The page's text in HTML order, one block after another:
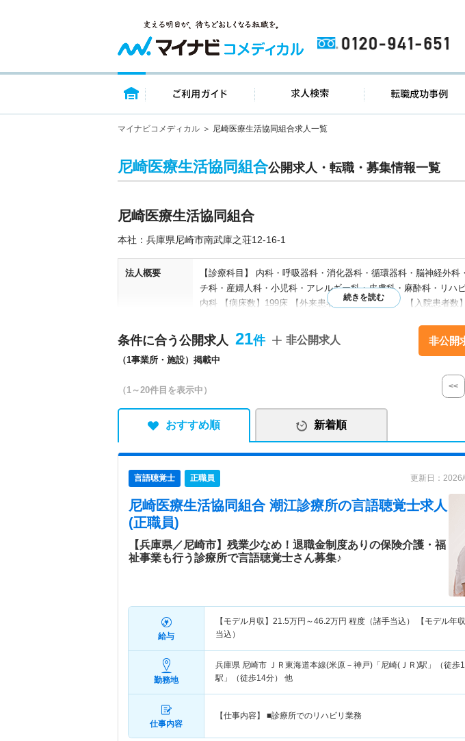
トップページ ご利用ガイド 求人検索
マイナビコメディカル 尼崎医療生活協同組合求人一覧
尼崎医療生活協同組合公開求人・転職・募集情報一覧
尼崎医療生活協同組合
本社：兵庫県尼崎市南武庫之荘12-16-1
法人概要
【診療科目】 内科・呼吸器科・消化器科・循環器科・脳神経外
チ科・産婦人科・小児科・アレルギー科・皮膚科・麻酔科・リハ
内科 【病床数】199床 【外来患者数】500名／日 【入院患者数
棟（55床）地域包括ケア病棟 ・4階病棟（20床）：緩和ケア ◇電
クリニック、診療所、訪問看護ステーション、介護老人保健施設
ンセンター、デイサービスセンター、デイケア等 【病院概要】
形外科（DPC病棟） ■3階（52床）：地域包括医療病棟 ■3階東
棟 ■4階病棟（20床）：緩和ケア 【事業所】 診療所（7ヶ所）・
ョン（7ヶ所）・社会福祉法人 ヘルパーステーション（5ヵ所）
特色
医科、歯科、介護などの事業を展開し、地域住民が安心して受診
ます。組合員自らが出資・利用・運営に参加することで、自発的
地域でのつながりや助け合いを重視した活動を行っています。ま
み慣れた地域で安心して暮らし続けられるまちづくりに貢献して
条件に合う公開求人 21
（1事業所・施設）掲載中
非公開求人 非公開
（1～20件目を表示中） <<
おすすめ順 新着順
言語聴覚士 正職員 更新日：
尼崎医療生活協同組合 潮江診療所の言語聴覚士求人
(正職員)
【兵庫県／尼崎市】残業少なめ！退職金制度ありの保険介護・福
祉事業も行う診療所で言語聴覚士さん募集♪
給与
【モデル月収】 21.5万円～46.2万円 程度（諸手当込） 【モデル年収
当込）
勤務地
兵庫県 尼崎市 ＪＲ東海道本線(米原－神戸)「尼崎(ＪＲ)駅」（徒
駅」（徒歩14分） 他
仕事内容
【仕事内容】 ■診療所でのリハビリ業務